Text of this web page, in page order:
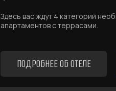
ПОДРОБНЕЕ ОБ ОТЕЛЕ
Здесь вас ждут 4 категорий
апартаментов с террасами.